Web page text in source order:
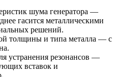
шума генератора —
гасится металлическими
решений.
толщины и типа металла — с
устранения резонансов —
вставок и